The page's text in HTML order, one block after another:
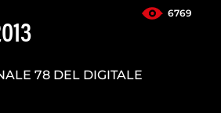
6769
78 DEL DIGITALE